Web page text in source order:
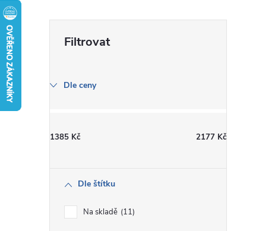
s
Dle ceny
1385 Kč 2177 Kč
Dle štítku
Na skladě 11